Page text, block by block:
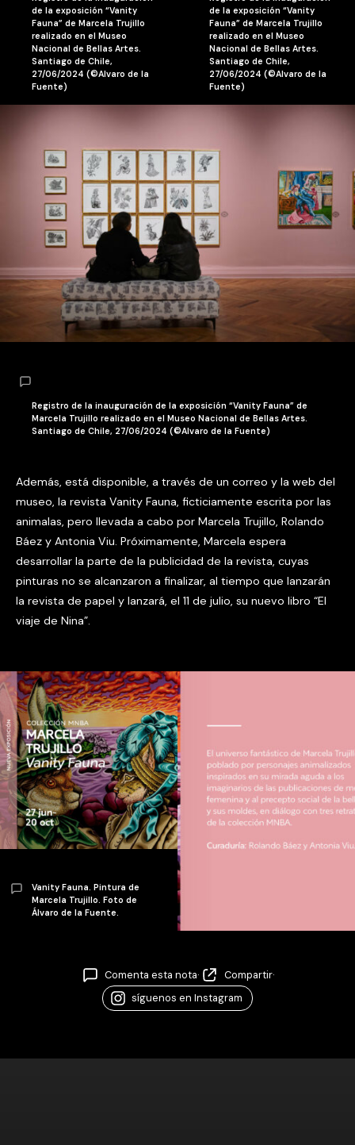
de la exposición “Vanity
Fauna” de Marcela Trujillo
realizado en el Museo
Nacional de Bellas Artes.
Santiago de Chile,
27/06/2024 (©Alvaro de la
Fuente)
de la exposición “Vanity
Fauna” de Marcela Trujillo
realizado en el Museo
Nacional de Bellas Artes.
Santiago de Chile,
27/06/2024 (©Alvaro de la
Fuente)
Registro de la inauguración de la exposición “Vanity Fauna” de
Marcela Trujillo realizado en el Museo Nacional de Bellas Artes.
Santiago de Chile, 27/06/2024 (©Alvaro de la Fuente)
Además, está disponible, a través de un correo y la web del
museo, la revista Vanity Fauna, ficticiamente escrita por las
animalas, pero llevada a cabo por Marcela Trujillo, Rolando
Báez y Antonia Viu. Próximamente, Marcela espera
desarrollar la parte de la publicidad de la revista, cuyas
pinturas no se alcanzaron a finalizar, al tiempo que lanzarán
la revista de papel y lanzará, el 11 de julio, su nuevo libro “El
viaje de Nina”.
Vanity Fauna. Pintura de
Marcela Trujillo. Foto de
Álvaro de la Fuente.
Comenta esta nota· Compartir·
síguenos en Instagram